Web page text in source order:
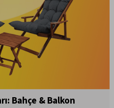
Bahçe & Balkon